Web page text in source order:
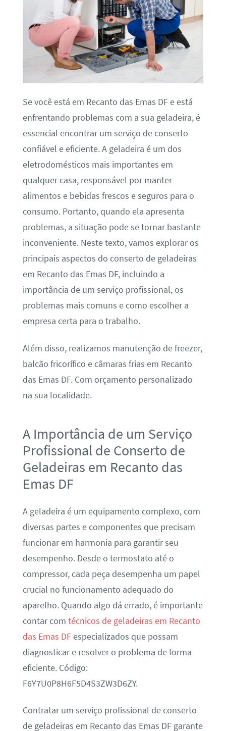
Se você está em Recanto das Emas DF e está
enfrentando problemas com a sua geladeira, é
essencial encontrar um serviço de conserto
confiável e eficiente. A geladeira é um dos
eletrodomésticos mais importantes em
qualquer casa, responsável por manter
alimentos e bebidas frescos e seguros para o
consumo. Portanto, quando ela apresenta
problemas, a situação pode se tornar bastante
inconveniente. Neste texto, vamos explorar os
principais aspectos do conserto de geladeiras
em Recanto das Emas DF, incluindo a
importância de um serviço profissional, os
problemas mais comuns e como escolher a
empresa certa para o trabalho.
Além disso, realizamos manutenção de freezer,
balcão fricorífico e câmaras frias em Recanto
das Emas DF. Com orçamento personalizado
na sua localidade.
A Importância de um Serviço
Profissional de Conserto de
Geladeiras em Recanto das
Emas DF
A geladeira é um equipamento complexo, com
diversas partes e componentes que precisam
funcionar em harmonia para garantir seu
desempenho. Desde o termostato até o
compressor, cada peça desempenha um papel
crucial no funcionamento adequado do
aparelho. Quando algo dá errado, é importante
contar com técnicos de geladeiras em Recanto
das Emas DFespecializados que possam
diagnosticar e resolver o problema de forma
eficiente. Código:
F6Y7U0P8H6F5D4S3ZW3D6ZY.
Contratar um serviço profissional de conserto
de geladeiras em Recanto das Emas DF garante